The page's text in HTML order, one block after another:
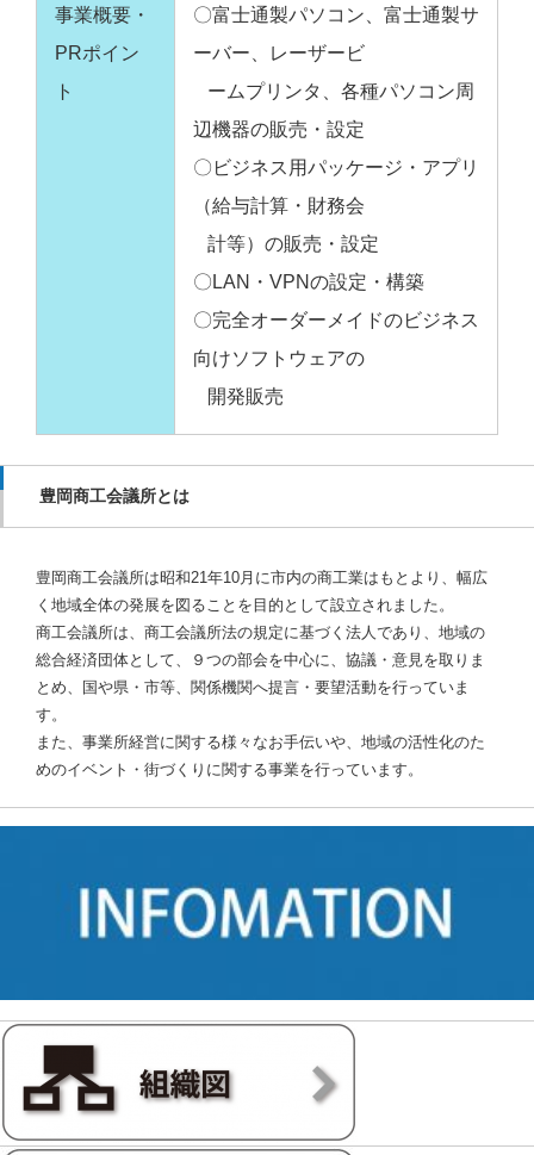
事業概要・
PRポイン
ト
〇富士通製パソコン、富士通製サ
ーバー、レーザービ
ームプリンタ、各種パソコン周
辺機器の販売・設定
〇ビジネス用パッケージ・アプリ
（給与計算・財務会
計等）の販売・設定
〇LAN・VPNの設定・構築
〇完全オーダーメイドのビジネス
向けソフトウェアの
開発販売
豊岡商工会議所とは
豊岡商工会議所は昭和21年10月に市内の商工業はもとより、幅広
く地域全体の発展を図ることを目的として設立されました。
商工会議所は、商工会議所法の規定に基づく法人であり、地域の
総合経済団体として、９つの部会を中心に、協議・意見を取りま
とめ、国や県・市等、関係機関へ提言・要望活動を行っていま
す。
また、事業所経営に関する様々なお手伝いや、地域の活性化のた
めのイベント・街づくりに関する事業を行っています。